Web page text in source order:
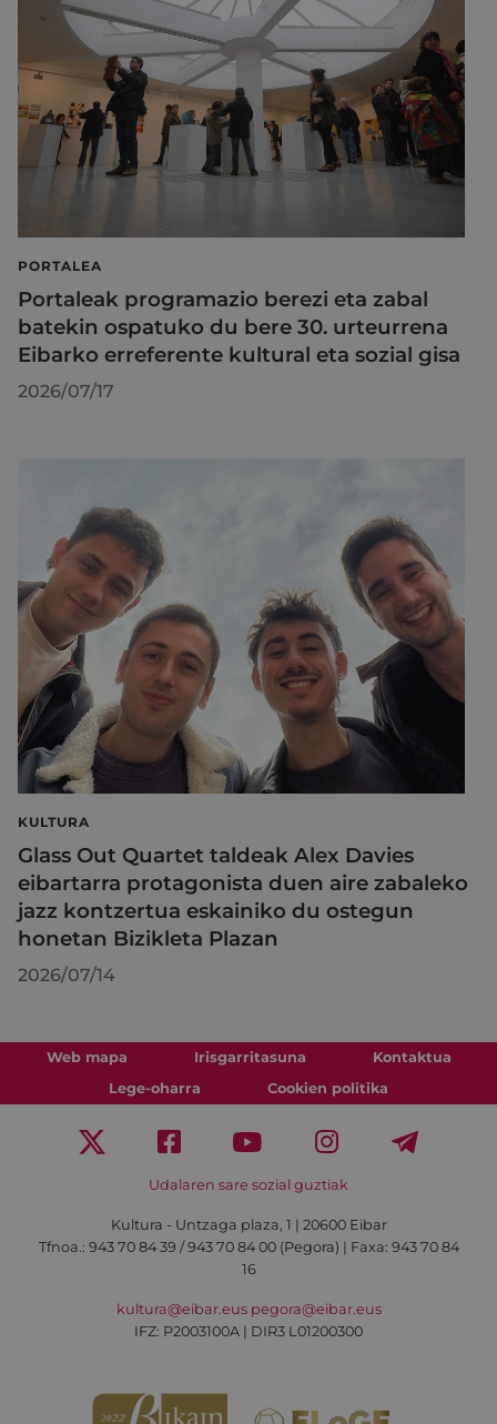
PORTALEA
Portaleak programazio berezi eta zabal
batekin ospatuko du bere 30. urteurrena
Eibarko erreferente kultural eta sozial gisa
2026/07/17
KULTURA
Glass Out Quartet taldeak Alex Davies
eibartarra protagonista duen aire zabaleko
jazz kontzertua eskainiko du ostegun
honetan Bizikleta Plazan
2026/07/14
Web mapa Irisgarritasuna
Kontaktua
Lege-oharra
Cookien politika
Udalaren sare sozial guztiak
Kultura - Untzaga plaza, 1 | 20600 Eibar
Tfnoa.: 943 70 84 39 / 943 70 84 00 (Pegora) | Faxa: 943 70 84
16
kultura@eibar.eus pegora@eibar.eus
IFZ: P2003100A | DIR3 L01200300